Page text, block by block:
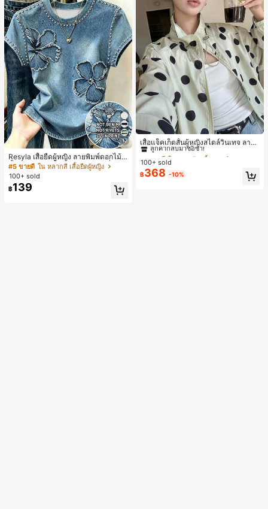
17
Resyla เสื้อยืดผู้หญิง ลายพิมพ์ดอกไม้สี
น้ำเงินวินเทจ เสื้อสำหรับออกไปเที่ยวฤ
ดูร้อน ดีไซน์กราฟิก สบายๆ อเนกประสง
ค์ สวมใส่ประจำวัน กลางแจ้ง ช้อปปิ้ง ท่
องเที่ยวกลางแจ้ง
#5 ขายดี ใน หลากสี เสื้อยืดผู้หญิง
100+ sold
฿139
เสื้อแจ็คเก็ตสั้นผู้หญิงสไตล์วินเทจ ลายจุ
ดขนาดใหญ่ คอตั้ง เอวเข้ารูป แขนพอง
ทรงหลวม แฟชั่นอเนกประสงค์ สำหรับใ
ส่ประจำวันและไปเที่ยวพักผ่อน
#1 ขายดี
ใน กระเป๋า เสื้อคลุมลำลอง
ลูกค้ากลับมาซื้อซ้ำ!
#1 ขายดี ใน กระเป๋า เสื้อคลุมลำลอง
ลูกค้ากลับมาซื้อซ้ำ!
#1 ขายดี ใน กระเป๋า เสื้อคลุมลำลอง
ลูกค้ากลับมาซื้อซ้ำ!
#1 ขายดี ใน กระเป๋า เสื้อคลุมลำลอง
100+ sold
฿368 -10%